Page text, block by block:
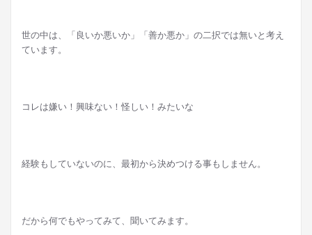
世の中は、「良いか悪いか」「善か悪か」の二択では無いと考え
ています。
コレは嫌い！興味ない！怪しい！みたいな
経験もしていないのに、最初から決めつける事もしません。
だから何でもやってみて、聞いてみます。